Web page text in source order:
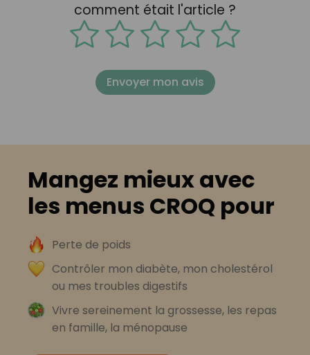
comment était l'article ?
Envoyer mon avis
Mangez mieux avec
les menus CROQ pour
Perte de poids
Contrôler mon diabète, mon cholestérol
ou mes troubles digestifs
Vivre sereinement la grossesse, les repas
en famille, la ménopause